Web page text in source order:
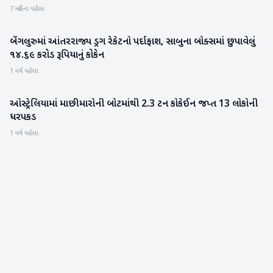
7 મહિના પહેલા
રાષ્ટ્રીય
બેંગલુરુમાં આંતરરાજ્ય ડ્રગ રેકેટનો પર્દાફાશ, સાબુના બોક્સમાં છુપાવેલું
૧૪.૬૯ કરોડ રૂપિયાનું કોકેન
1 વર્ષ પહેલા
આંતરરાષ્ટ્રીય
ઓસ્ટ્રેલિયામાં માછીમારોની બોટમાંથી 2.3 ટન કોકેઈન જપ્ત 13 લોકોની
ધરપકડ
1 વર્ષ પહેલા